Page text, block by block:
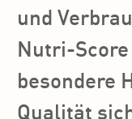
und
Nutri-
besondere
Qualität